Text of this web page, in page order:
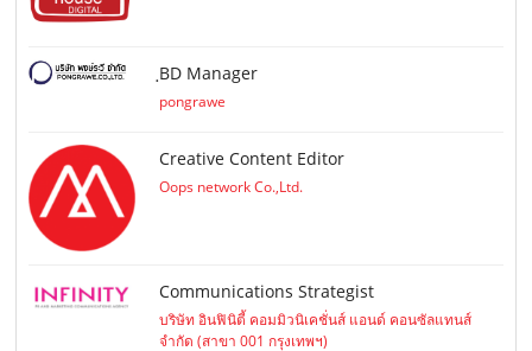
ฺBD Manager
pongrawe
Creative Content Editor
Oops network Co.,Ltd.
Communications Strategist
บริษัท อินฟินิตี้ คอมมิวนิเคชั่นส์ แอนด์ คอนซัลแทนส์
จำกัด (สาขา 001 กรุงเทพฯ)